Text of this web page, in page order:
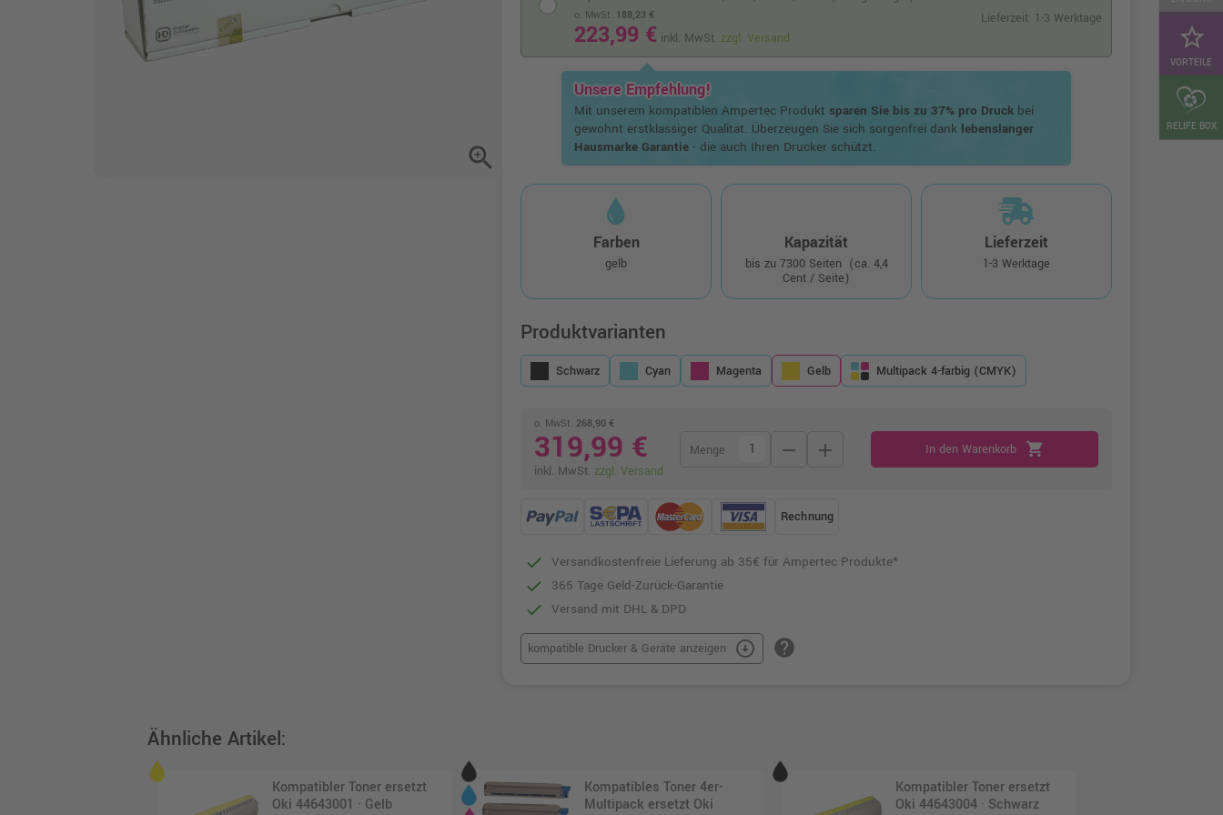
star_border
VORTEILE
RELIFE BOX
zoom_in
o. MwSt. 188,23 €
223,99 € inkl. MwSt. zzgl. Versand
Lieferzeit: 1-3 Werktage
Unsere Empfehlung!
Mit unserem kompatiblen Ampertec Produkt sparen Sie bis zu 37% pro Druck bei
gewohnt erstklassiger Qualität. Überzeugen Sie sich sorgenfrei dank lebenslanger
Hausmarke Garantie - die auch Ihren Drucker schützt.
Farben
gelb
Kapazität
bis zu 7300 Seiten (ca. 4,4
Cent / Seite)
Lieferzeit
1-3 Werktage
Produktvarianten
Schwarz Cyan Magenta Gelb Multipack 4-farbig (CMYK)
o. MwSt. 268,90 €
319,99 €
inkl. MwSt. zzgl. Versand
Menge remove add In den Warenkorb shopping_cart
Rechnung
Versandkostenfreie Lieferung ab 35€ für Ampertec Produkte*
365 Tage Geld-Zurück-Garantie
Versand mit DHL & DPD
kompatible Drucker & Geräte anzeigen arrow_circle_down help
Ähnliche Artikel:
Kompatibler Toner ersetzt
Oki 44643001 · Gelb
Kompatibles Toner 4er-
Multipack ersetzt Oki
Kompatibler Toner ersetzt
Oki 44643004 · Schwarz